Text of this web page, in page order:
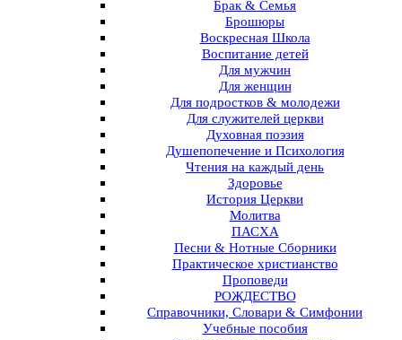
Брак & Семья
Брошюры
Воскресная Школа
Воспитание детей
Для мужчин
Для женщин
Для подростков & молодежи
Для служителей церкви
Духовная поэзия
Душепопечение и Психология
Чтения на каждый день
Здоровье
История Церкви
Молитва
ПАСХА
Песни & Нотные Сборники
Практическое христианство
Проповеди
РОЖДЕСТВО
Справочники, Словари & Симфонии
Учебные пособия